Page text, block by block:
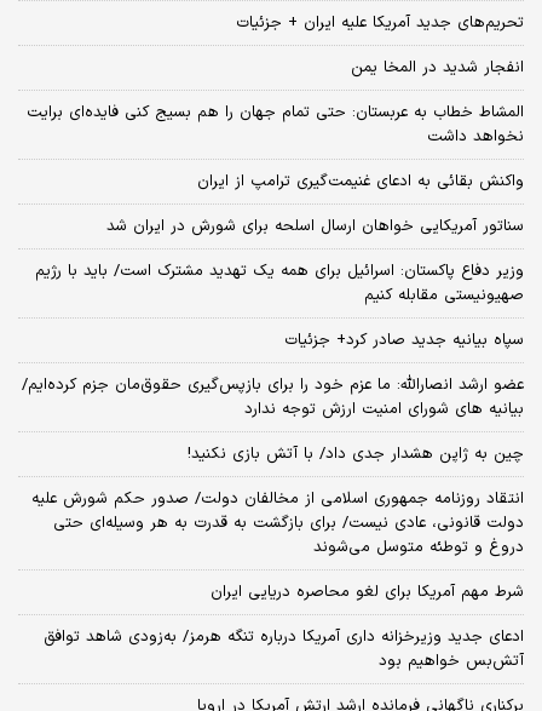
تحریم‌های جدید آمریکا علیه ایران + جزئیات
انفجار شدید در المخا یمن
المشاط خطاب به عربستان: حتی تمام جهان را هم بسیج کنی فایده‌ای برایت
نخواهد داشت
واکنش بقائی به ادعای غنیمت‌گیری ترامپ از ایران
سناتور آمریکایی خواهان ارسال اسلحه برای شورش در ایران شد
وزیر دفاع پاکستان: اسرائیل برای همه یک تهدید مشترک است/ باید با رژیم
صهیونیستی مقابله کنیم
سپاه بیانیه جدید صادر کرد+ جزئیات
عضو ارشد انصارالله: ما عزم خود را برای بازپس‌گیری حقوق‌مان جزم کرده‌ایم/
بیانیه‌ های شورای امنیت ارزش توجه ندارد
چین به ژاپن هشدار جدی داد/ با آتش بازی نکنید!
انتقاد روزنامه جمهوری اسلامی از مخالفان دولت/ صدور حکم شورش علیه
دولت قانونی، عادی نیست/ برای بازگشت به قدرت به هر وسیله‌ای حتی
دروغ و توطئه متوسل می‌شوند
شرط مهم آمریکا برای لغو محاصره دریایی ایران
ادعای جدید وزیرخزانه داری آمریکا درباره تنگه هرمز/ به‌زودی شاهد توافق
آتش‌بس خواهیم بود
برکناری ناگهانی فرمانده ارشد ارتش آمریکا در اروپا